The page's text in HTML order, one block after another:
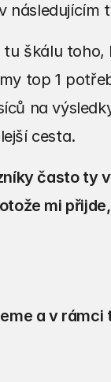
následujícím
škálu
top 1
na
cesta.
často ty
mi
a v